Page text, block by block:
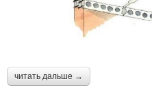
читать дальше →